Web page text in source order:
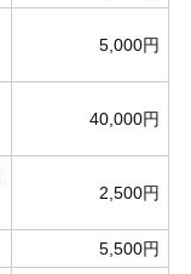
5,000円
40,000円
2,500円
5,500円